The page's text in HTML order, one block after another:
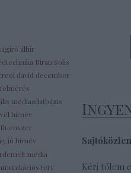
álhír
Biran Solis
david december
felmérés
médiaadatbázis
hírnév
jó hírnév
média
terv
Kérj tőlem